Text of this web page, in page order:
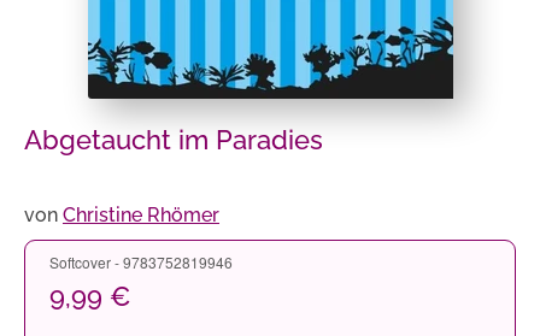
Abgetaucht im Paradies
von Christine Rhömer
Softcover - 9783752819946
9,99 €